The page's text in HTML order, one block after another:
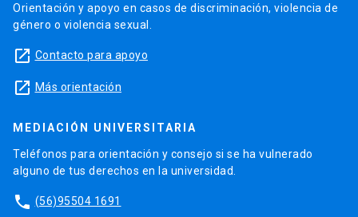
Orientación y apoyo en casos de discriminación, violencia de
género o violencia sexual.
launch Contacto para apoyo
launch Más orientación
MEDIACIÓN UNIVERSITARIA
Teléfonos para orientación y consejo si se ha vulnerado
alguno de tus derechos en la universidad.
phone (56)95504 1691